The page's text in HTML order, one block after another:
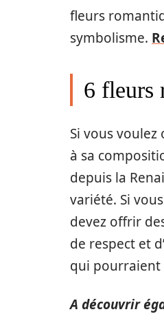
fleurs
symbolisme.
6 fleurs
Si vous
à sa
depuis la
variété. Si
devez offrir
de respect et
qui pourraient
A découvrir